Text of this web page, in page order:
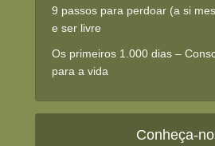
9 passos para perdoar (a si
e ser livre
Os primeiros 1.000 dias –
para a vida
Conheça-